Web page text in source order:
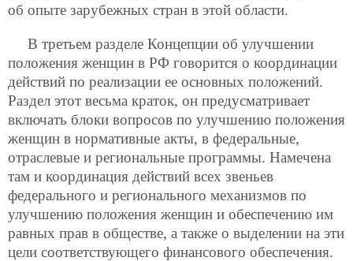
об опыте зарубежных стран в этой области.
В третьем разделе Концепции об улучшении
положения женщин в РФ говорится о координации
действий по реализации ее основных положений.
Раздел этот весьма краток, он предусматривает
включать блоки вопросов по улучшению положения
женщин в нормативные акты, в федеральные,
отраслевые и региональные программы. Намечена
там и координация действий всех звеньев
федерального и регионального механизмов по
улучшению положения женщин и обеспечению им
равных прав в обществе, а также о выделении на эти
цели соответствующего финансового обеспечения.